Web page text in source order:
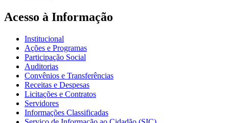
Acesso à Informação
Institucional
Ações e Programas
Participação Social
Auditorias
Convênios e Transferências
Receitas e Despesas
Licitações e Contratos
Servidores
Informações Classificadas